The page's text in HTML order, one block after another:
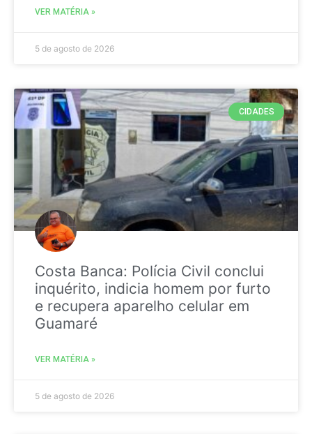
VER MATÉRIA »
5 de agosto de 2026
CIDADES
Costa Banca: Polícia Civil conclui
inquérito, indicia homem por furto
e recupera aparelho celular em
Guamaré
VER MATÉRIA »
5 de agosto de 2026